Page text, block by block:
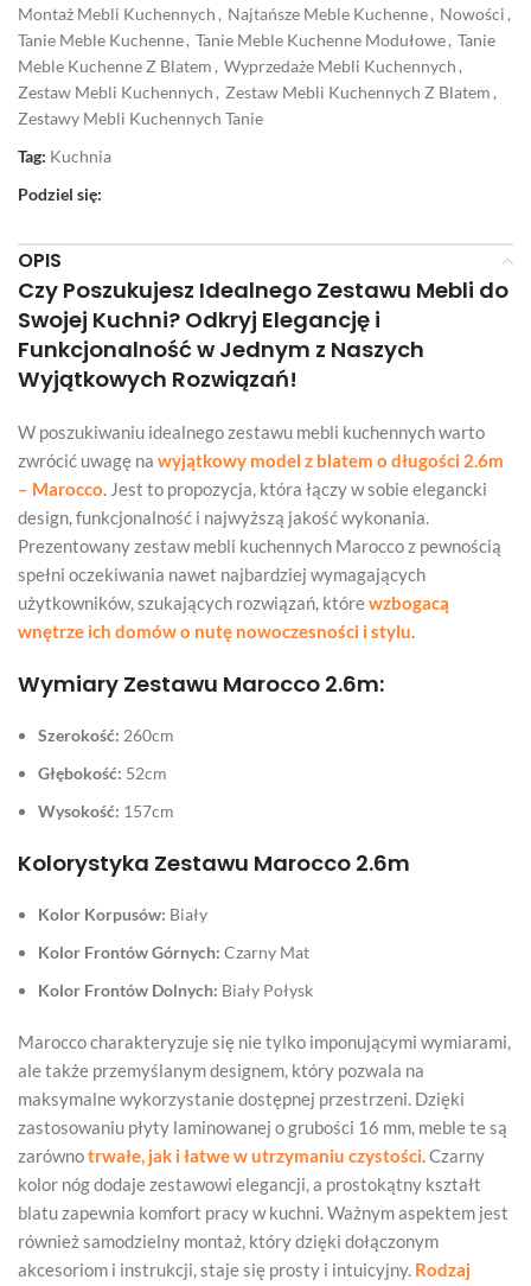
Montaż Mebli Kuchennych , Najtańsze Meble Kuchenne, Nowości ,
Tanie Meble Kuchenne, Tanie Meble Kuchenne Modułowe, Tanie
Meble Kuchenne Z Blatem , Wyprzedaże Mebli Kuchennych ,
Zestaw Mebli Kuchennych , Zestaw Mebli Kuchennych Z Blatem ,
Zestawy Mebli Kuchennych Tanie
Tag: Kuchnia
Podziel się:
OPIS
Czy Poszukujesz Idealnego Zestawu Mebli do
Swojej Kuchni? Odkryj Elegancję i
Funkcjonalność w Jednym z Naszych
Wyjątkowych Rozwiązań!
W poszukiwaniu idealnego zestawu mebli kuchennych warto
zwrócić uwagę na wyjątkowy model z blatem o długości 2.6m
– Marocco. Jest to propozycja, która łączy w sobie elegancki
design, funkcjonalność i najwyższą jakość wykonania.
Prezentowany zestaw mebli kuchennych Marocco z pewnością
spełni oczekiwania nawet najbardziej wymagających
użytkowników, szukających rozwiązań, którewzbogacą
wnętrze ich domów o nutę nowoczesności i stylu.
Wymiary Zestawu Marocco 2.6m:
Szerokość: 260cm
Głębokość: 52cm
Wysokość: 157cm
Kolorystyka Zestawu Marocco 2.6m
Kolor Korpusów: Biały
Kolor Frontów Górnych: Czarny Mat
Kolor Frontów Dolnych: Biały Połysk
Marocco charakteryzuje się nie tylko imponującymi wymiarami,
ale także przemyślanym designem, który pozwala na
maksymalne wykorzystanie dostępnej przestrzeni. Dzięki
zastosowaniu płyty laminowanej o grubości 16 mm, meble te są
zarównotrwałe, jak i łatwe w utrzymaniu czystości. Czarny
kolor nóg dodaje zestawowi elegancji, a prostokątny kształt
blatu zapewnia komfort pracy w kuchni. Ważnym aspektem jest
również samodzielny montaż, który dzięki dołączonym
akcesoriom i instrukcji, staje się prosty i intuicyjny. Rodzaj